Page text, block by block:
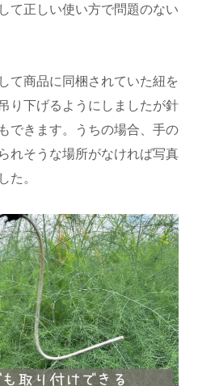
て正しい使い方で問題のない
て商品に同梱されていた紐を
り下げるようにしましたが針
できます。うちの場合、手の
れそうな場所がなければ写真
た。